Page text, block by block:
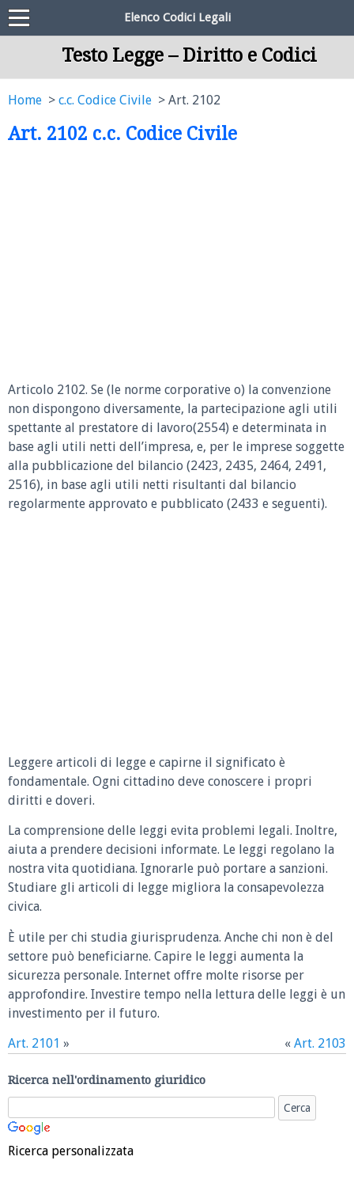
Elenco Codici Legali
Testo Legge – Diritto e Codici
Home c.c. Codice Civile Art. 2102
Art. 2102 c.c. Codice Civile
Articolo 2102. Se (le norme corporative o) la convenzione
non dispongono diversamente, la partecipazione agli utili
spettante al prestatore di lavoro(2554) e determinata in
base agli utili netti dell’impresa, e, per le imprese soggette
alla pubblicazione del bilancio (2423, 2435, 2464, 2491,
2516), in base agli utili netti risultanti dal bilancio
regolarmente approvato e pubblicato (2433 e seguenti).
Leggere articoli di legge e capirne il significato è
fondamentale. Ogni cittadino deve conoscere i propri
diritti e doveri.
La comprensione delle leggi evita problemi legali. Inoltre,
aiuta a prendere decisioni informate. Le leggi regolano la
nostra vita quotidiana. Ignorarle può portare a sanzioni.
Studiare gli articoli di legge migliora la consapevolezza
civica.
È utile per chi studia giurisprudenza. Anche chi non è del
settore può beneficiarne. Capire le leggi aumenta la
sicurezza personale. Internet offre molte risorse per
approfondire. Investire tempo nella lettura delle leggi è un
investimento per il futuro.
Art. 2101 » « Art. 2103
Ricerca nell'ordinamento giuridico
Ricerca personalizzata